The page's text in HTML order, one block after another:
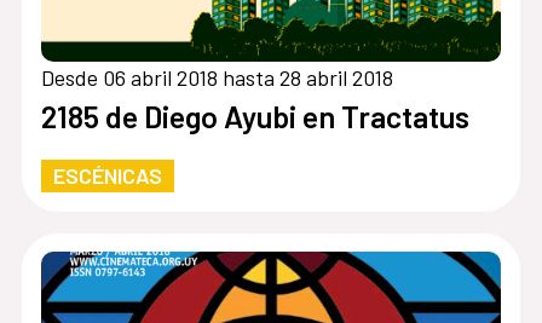
Desde 06 abril 2018 hasta 28 abril 2018
2185 de Diego Ayubi en Tractatus
ESCÉNICAS